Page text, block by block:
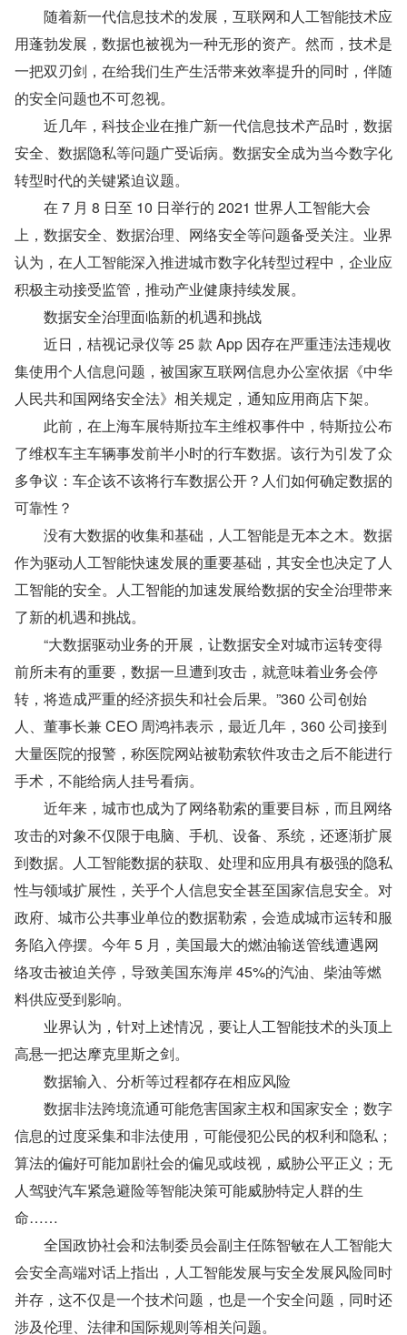
随着新一代信息技术的发展，互联网和人工智能技术应
用蓬勃发展，数据也被视为一种无形的资产。然而，技术是
一把双刃剑，在给我们生产生活带来效率提升的同时，伴随
的安全问题也不可忽视。
近几年，科技企业在推广新一代信息技术产品时，数据
安全、数据隐私等问题广受诟病。数据安全成为当今数字化
转型时代的关键紧迫议题。
在 7 月 8 日至 10 日举行的 2021 世界人工智能大会
上，数据安全、数据治理、网络安全等问题备受关注。业界
认为，在人工智能深入推进城市数字化转型过程中，企业应
积极主动接受监管，推动产业健康持续发展。
数据安全治理面临新的机遇和挑战
近日，桔视记录仪等 25 款 App 因存在严重违法违规收
集使用个人信息问题，被国家互联网信息办公室依据《中华
人民共和国网络安全法》相关规定，通知应用商店下架。
此前，在上海车展特斯拉车主维权事件中，特斯拉公布
了维权车主车辆事发前半小时的行车数据。该行为引发了众
多争议：车企该不该将行车数据公开？人们如何确定数据的
可靠性？
没有大数据的收集和基础，人工智能是无本之木。数据
作为驱动人工智能快速发展的重要基础，其安全也决定了人
工智能的安全。人工智能的加速发展给数据的安全治理带来
了新的机遇和挑战。
“大数据驱动业务的开展，让数据安全对城市运转变得
前所未有的重要，数据一旦遭到攻击，就意味着业务会停
转，将造成严重的经济损失和社会后果。”360 公司创始
人、董事长兼 CEO 周鸿祎表示，最近几年，360 公司接到
大量医院的报警，称医院网站被勒索软件攻击之后不能进行
手术，不能给病人挂号看病。
近年来，城市也成为了网络勒索的重要目标，而且网络
攻击的对象不仅限于电脑、手机、设备、系统，还逐渐扩展
到数据。人工智能数据的获取、处理和应用具有极强的隐私
性与领域扩展性，关乎个人信息安全甚至国家信息安全。对
政府、城市公共事业单位的数据勒索，会造成城市运转和服
务陷入停摆。今年 5 月，美国最大的燃油输送管线遭遇网
络攻击被迫关停，导致美国东海岸 45%的汽油、柴油等燃
料供应受到影响。
业界认为，针对上述情况，要让人工智能技术的头顶上
高悬一把达摩克里斯之剑。
数据输入、分析等过程都存在相应风险
数据非法跨境流通可能危害国家主权和国家安全；数字
信息的过度采集和非法使用，可能侵犯公民的权利和隐私；
算法的偏好可能加剧社会的偏见或歧视，威胁公平正义；无
人驾驶汽车紧急避险等智能决策可能威胁特定人群的生
命……
全国政协社会和法制委员会副主任陈智敏在人工智能大
会安全高端对话上指出，人工智能发展与安全发展风险同时
并存，这不仅是一个技术问题，也是一个安全问题，同时还
涉及伦理、法律和国际规则等相关问题。